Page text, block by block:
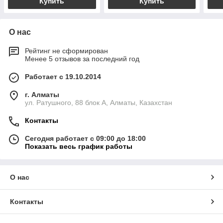
О нас
Рейтинг не сформирован
Менее 5 отзывов за последний год
Работает с 19.10.2014
г. Алматы
ул. Ратушного, 88 блок A, Алматы, Казахстан
Контакты
Сегодня работает с 09:00 до 18:00
Показать весь график работы
О нас
Контакты